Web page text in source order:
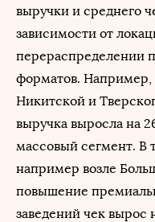
выручки и среднего
зависимости от
перераспределении
форматов.
Никитской и
выручка выросла на
массовый сегмент. В
например возле
повышение
заведений чек вырос